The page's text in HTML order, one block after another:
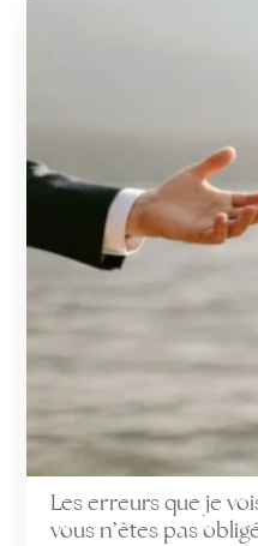
Les erreurs que je
vous n’êtes pas